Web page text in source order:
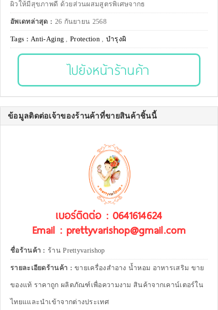
ผิวให้มีสุขภาพดี ด้วยส่วนผสมสูตรพิเศษจากธ
อัพเดทล่าสุด : 26 กันยายน 2568
Tags :Anti-Aging ,Protection , บำรุงผิ
ไปยังหน้าร้านค้า
ข้อมูลติดต่อเจ้าของร้านค้าที่ขายสินค้าชิ้นนี้
เบอร์ติดต่อ : 0641614624
Email : prettyvarishop@gmail.com
ชื่อร้านค้า : ร้าน Prettyvarishop
รายละเอียดร้านค้า :ขายเครื่องสำอาง น้ำหอม อาหารเสริม ขาย
ของแท้ ราคาถูก ผลิตภัณฑ์เพื่อความงาม สินค้าจากเคาน์เตอร์ใน
ไทยแและนำเข้าจากต่างประเทศ